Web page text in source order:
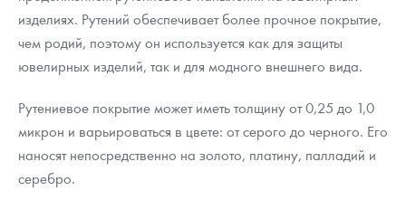
Русская нумизматика
Золотая карманная галерея
Монеты и жетоны из недрагоценных металлов
Книги по нумизматике
изделиях. Рутений обеспечивает более прочное покрытие,
чем родий, поэтому он используется как для защиты
ювелирных изделий, так и для модного внешнего вида.
Рутениевое покрытие может иметь толщину от 0,25 до 1,0
микрон и варьироваться в цвете: от серого до черного. Его
наносят непосредственно на золото, платину, палладий и
серебро.